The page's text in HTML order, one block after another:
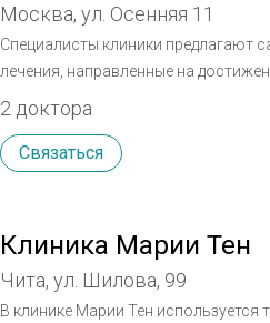
Москва, ул. Осенняя 11
Специалисты клиники предлагают
лечения, направленные на
2 доктора
Связаться
Клиника Марии Тен
Чита, ул. Шилова, 99
В клинике Марии Тен